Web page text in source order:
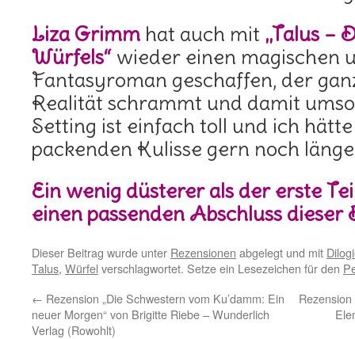
Liza Grimm hat auch mit „Talus –
Würfels“ wieder einen magischen
Fantasyroman geschaffen, der
Realität schrammt und damit
Setting ist einfach toll und ich
packenden Kulisse gern noch
Ein wenig düsterer als der erste
einen passenden Abschluss dieser
Dieser Beitrag wurde unter Rezensionen abgelegt und mit
Talus, Würfel verschlagwortet. Setze ein Lesezeichen für den
← Rezension „Die Schwestern vom Ku’damm: Ein
neuer Morgen“ von Brigitte Riebe – Wunderlich
Verlag (Rowohlt)